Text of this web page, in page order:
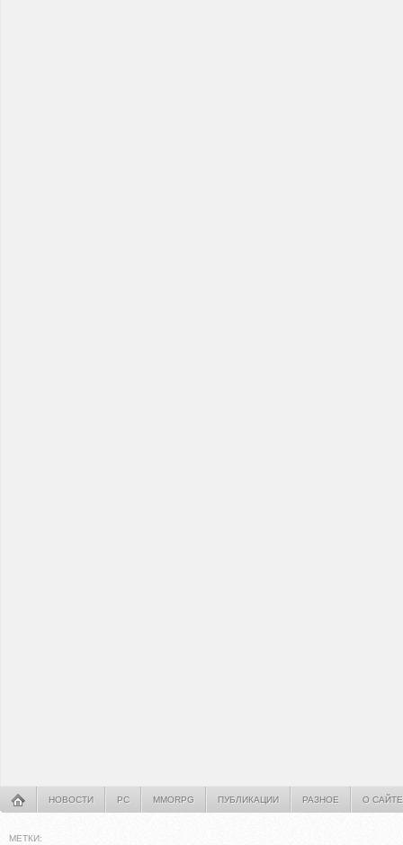
НОВОСТИ PC MMORPG ПУБЛИКАЦИИ РАЗНОЕ О САЙТЕ
МЕТКИ: